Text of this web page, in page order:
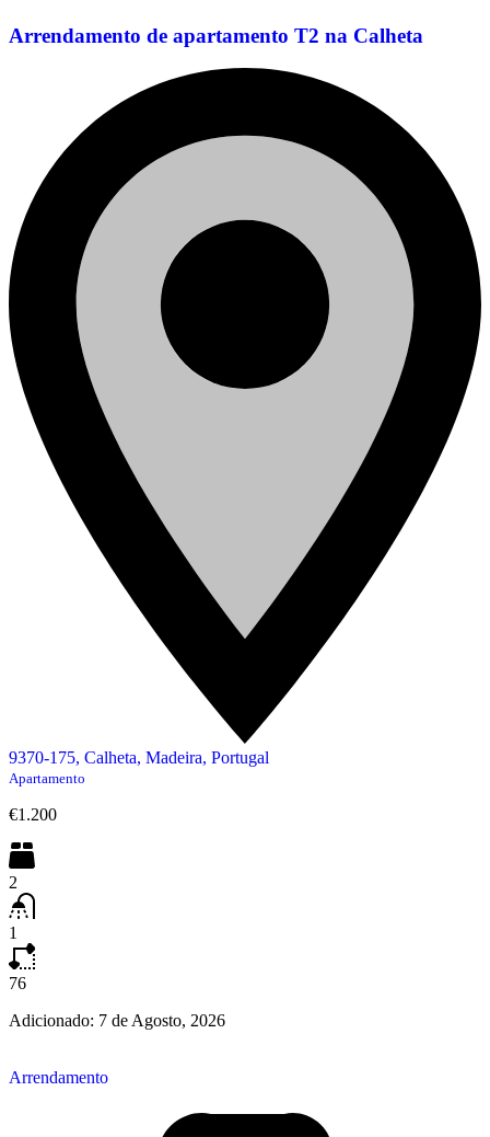
Arrendamento de apartamento T2 na Calheta
9370-175, Calheta, Madeira, Portugal
Apartamento
€1.200
2
1
76
Adicionado: 7 de Agosto, 2026
Arrendamento